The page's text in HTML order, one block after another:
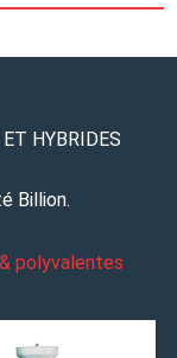
HYBRIDES
Billion.
polyvalentes